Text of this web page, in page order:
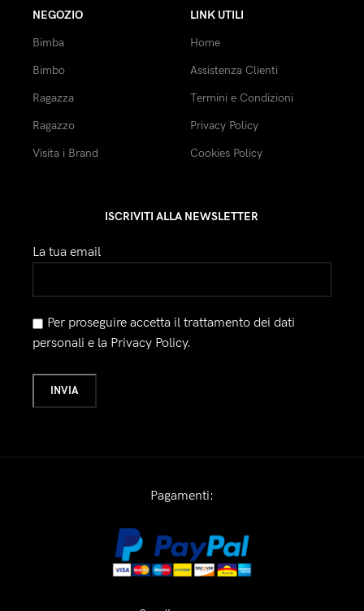
NEGOZIO
Bimba
Bimbo
Ragazza
Ragazzo
Visita i Brand
LINK UTILI
Home
Assistenza Clienti
Termini e Condizioni
Privacy Policy
Cookies Policy
ISCRIVITI ALLA NEWSLETTER
La tua email
Per proseguire accetta il trattamento dei dati
personali e la Privacy Policy.
Pagamenti: